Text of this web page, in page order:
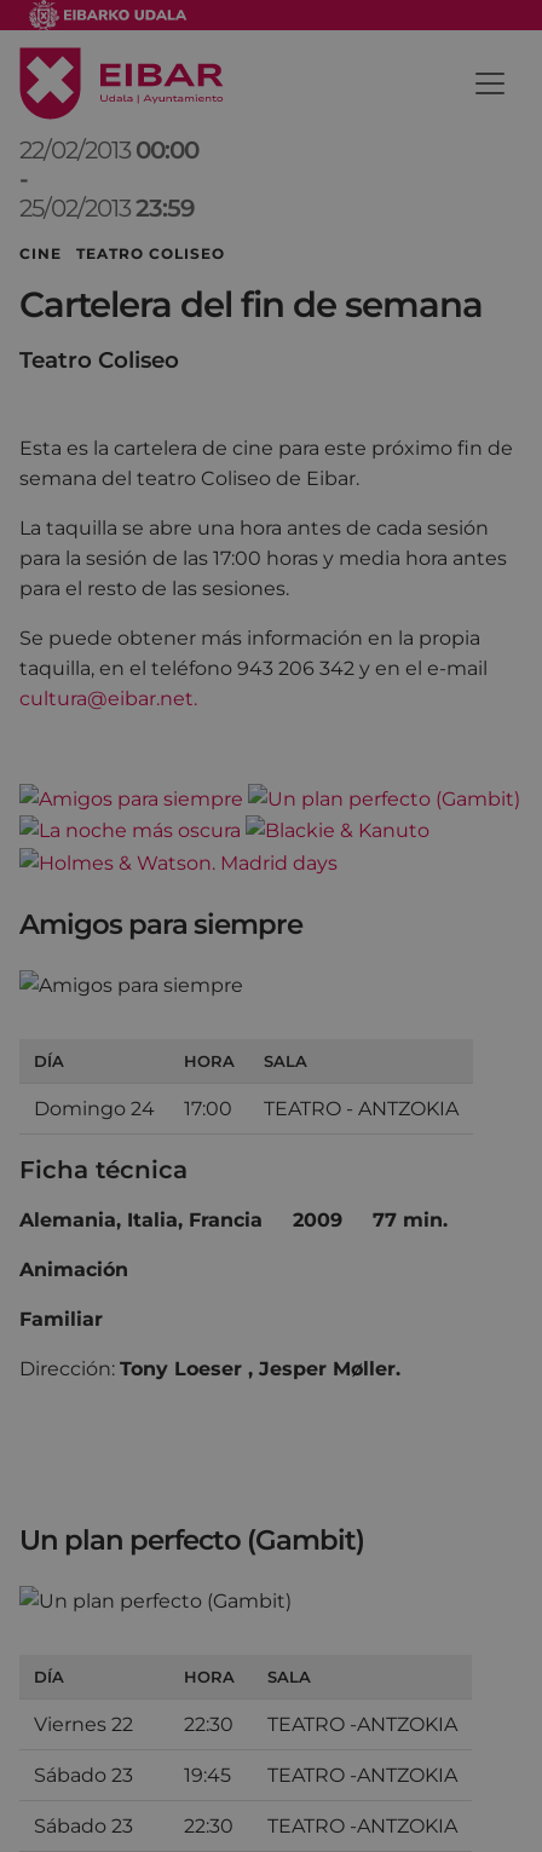
22/02/2013 00:00
-
25/02/201323:59
CINE TEATRO COLISEO
Cartelera del fin de semana
Teatro Coliseo
Esta es la cartelera de cine para este próximo fin de
semana del teatro Coliseo de Eibar.
La taquilla se abre una hora antes de cada sesión
para la sesión de las 17:00 horas y media hora antes
para el resto de las sesiones.
Se puede obtener más información en la propia
taquilla, en el teléfono 943 206 342 y en el e-mail
cultura@eibar.net.
Amigos para siempre
DÍA HORA SALA
Domingo 24 17:00 TEATRO - ANTZOKIA
Ficha técnica
Alemania, Italia, Francia 2009 77 min.
Animación
Familiar
Dirección: Tony Loeser , Jesper Møller.
Un plan perfecto (Gambit)
DÍA HORA SALA
Viernes 22 22:30 TEATRO -ANTZOKIA
Sábado 23 19:45 TEATRO -ANTZOKIA
Sábado 23 22:30 TEATRO -ANTZOKIA